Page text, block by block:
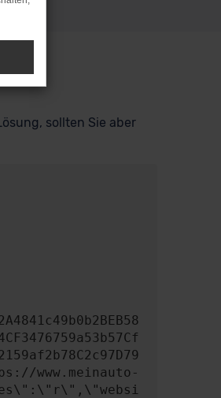
sollten Sie aber
www.meinauto-